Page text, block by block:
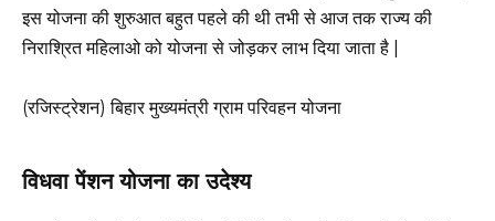
इस योजना की शुरुआत बहुत पहले की थी तभी से आज तक राज्य की
निराश्रित महिलाओ को योजना से जोड़कर लाभ दिया जाता है |
(रजिस्ट्रेशन) बिहार मुख्यमंत्री ग्राम परिवहन योजना
विधवा पेंशन योजना का उदेश्य